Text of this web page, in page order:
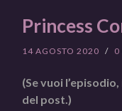
Princess
14 AGOSTO 2020 / 0
(Se vuoi
del post.)